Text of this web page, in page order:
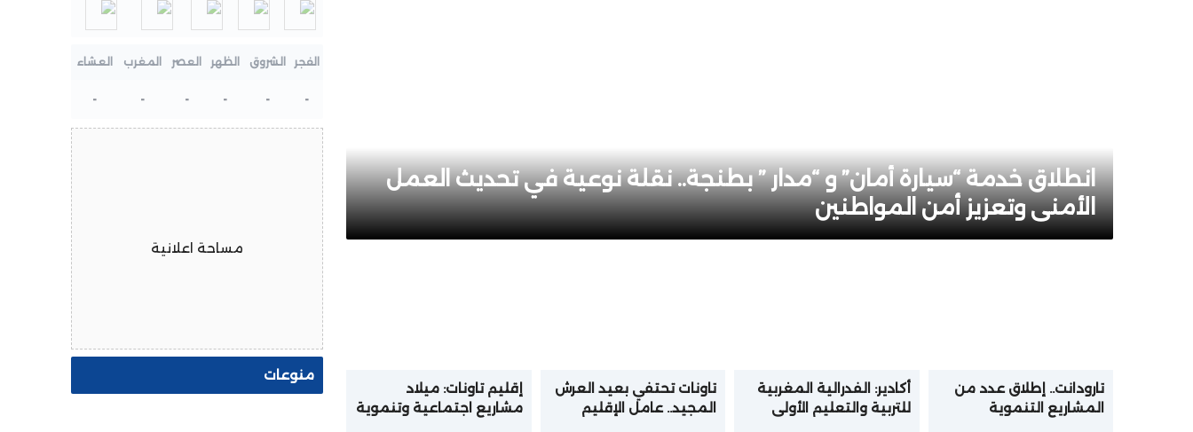
انطلاق خدمة “سيارة أمان” و “مدار ” بطنجة.. نقلة نوعية في تحديث العمل
الأمني وتعزيز أمن المواطنين
تارودانت.. إطلاق عدد من
المشاريع التنموية
أكادير: الفدرالية المغربية
للتربية والتعليم الأولي
تاونات تحتفي بعيد العرش
المجيد.. عامل الإقليم
إقليم تاونات: ميلاد
مشاريع اجتماعية وتنموية
الفجر الشروق الظهر العصر المغرب العشاء
-
-
-
-
-
-
مساحة اعلانية
منوعات